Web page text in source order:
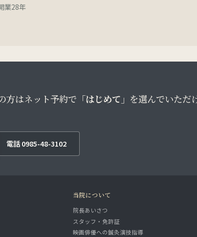
業28年
方はネット予約で 「はじめて」 を選んでいただ
電話 0985-48-3102
当院について
院長あいさつ
スタッフ・免許証
映画俳優への鍼灸演技指導